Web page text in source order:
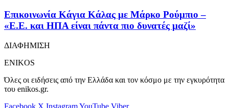
Επικοινωνία Κάγια Κάλας με Μάρκο Ρούμπιο –
«Ε.Ε. και ΗΠΑ είναι πάντα πιο δυνατές μαζί»
ΔΙΑΦΗΜΙΣΗ
ENIKOS
Όλες οι ειδήσεις από την Ελλάδα και τον κόσμο με την εγκυρότητα
του enikos.gr.
Facebook X InstagramYouTube Viber